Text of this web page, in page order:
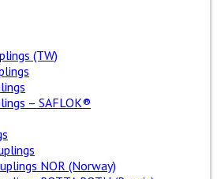
(TW)
– SAFLOK®
NOR (Norway)